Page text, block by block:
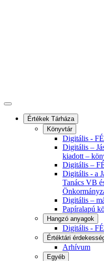
Értékek Tárháza
Könyvtár
Digitális -
Digitális –
kiadott –
Digitális –
Digitális - a
Tanács VB
Digitális –
Papíralapú
Hangzó anyagok
Digitális -
Értéktári
Arhívum
Egyéb